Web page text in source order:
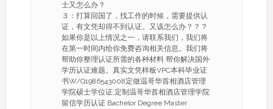
士又怎么办？
３：打算回国了，找工作的时候，需要提供认
证，有文凭却得不到认证。又该怎么办？？？
如果你是以上情况之一，请联系我们，我们将
在第一时间内给你免费咨询相关信息。我们将
帮助你整理认证所需的各种材料.帮你解决国外
学历认证难题。真实文凭样板VPC本科毕业证
书W/Q1986543008定做温哥华首相酒店管理
学院硕士学位证,定制温哥华首相酒店管理学院
留信学历认证 Bachelor Degree Master